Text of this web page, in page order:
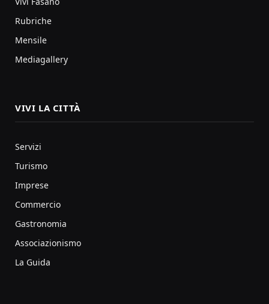
Rubriche
Mensile
Mediagallery
VIVI LA CITTÀ
Servizi
Turismo
Imprese
Commercio
Gastronomia
Associazionismo
La Guida